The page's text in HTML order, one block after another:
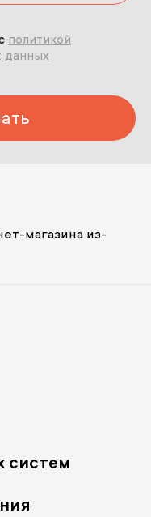
политикой
данных
магазина из-
систем